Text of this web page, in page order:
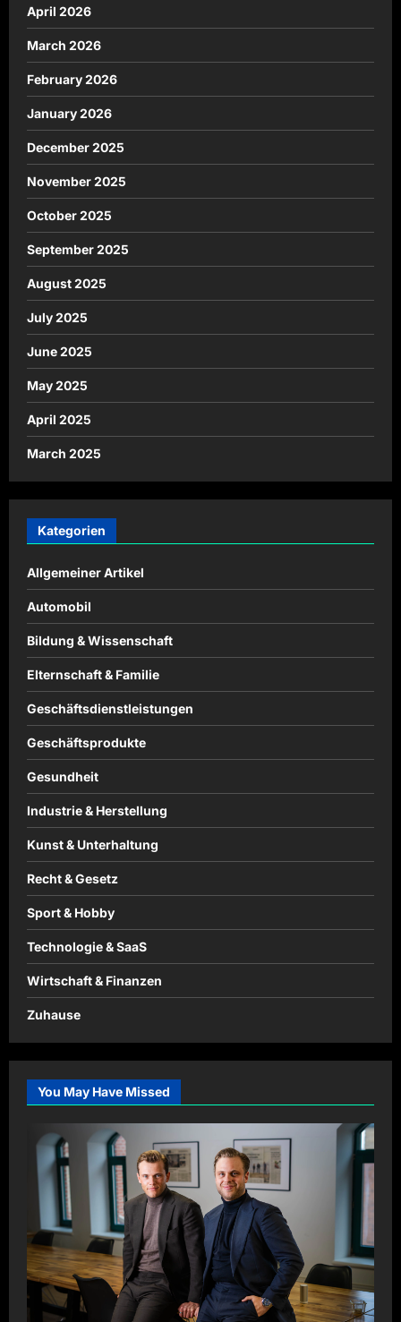
April 2026
March 2026
February 2026
January 2026
December 2025
November 2025
October 2025
September 2025
August 2025
July 2025
June 2025
May 2025
April 2025
March 2025
Kategorien
Allgemeiner Artikel
Automobil
Bildung & Wissenschaft
Elternschaft & Familie
Geschäftsdienstleistungen
Geschäftsprodukte
Gesundheit
Industrie & Herstellung
Kunst & Unterhaltung
Recht & Gesetz
Sport & Hobby
Technologie & SaaS
Wirtschaft & Finanzen
Zuhause
You May Have Missed